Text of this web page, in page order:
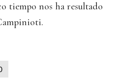
tiempo nos ha resultado